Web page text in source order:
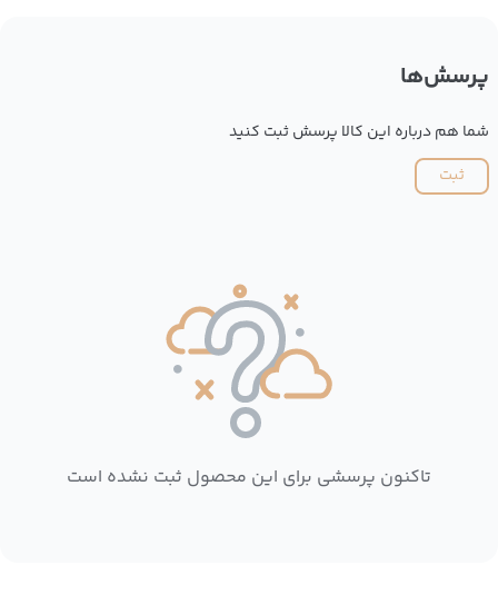
پرسش‌ها
شما هم درباره این کالا پرسش ثبت کنید
ثبت
تاکنون پرسشی برای این محصول ثبت نشده است